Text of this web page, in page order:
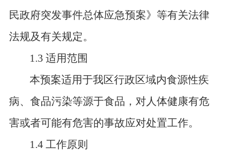
民政府突发事件总体应急预案》等有关法律
法规及有关规定。
1.3 适用范围
本预案适用于我区行政区域内食源性疾
病、食品污染等源于食品，对人体健康有危
害或者可能有危害的事故应对处置工作。
1.4 工作原则